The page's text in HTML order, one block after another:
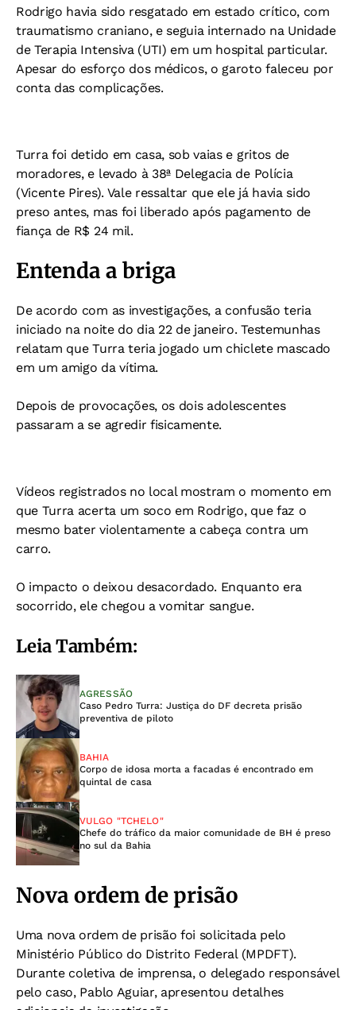
Rodrigo havia sido resgatado em estado crítico, com
traumatismo craniano, e seguia internado na Unidade
de Terapia Intensiva (UTI) em um hospital particular.
Apesar do esforço dos médicos, o garoto faleceu por
conta das complicações.
Turra foi detido em casa, sob vaias e gritos de
moradores, e levado à 38ª Delegacia de Polícia
(Vicente Pires). Vale ressaltar que ele já havia sido
preso antes, mas foi liberado após pagamento de
fiança de R$ 24 mil.
Entenda a briga
De acordo com as investigações, a confusão teria
iniciado na noite do dia 22 de janeiro. Testemunhas
relatam que Turra teria jogado um chiclete mascado
em um amigo da vítima.
Depois de provocações, os dois adolescentes
passaram a se agredir fisicamente.
Vídeos registrados no local mostram o momento em
que Turra acerta um soco em Rodrigo, que faz o
mesmo bater violentamente a cabeça contra um
carro.
O impacto o deixou desacordado. Enquanto era
socorrido, ele chegou a vomitar sangue.
Leia Também:
AGRESSÃO
Caso Pedro Turra: Justiça do DF decreta prisão
preventiva de piloto
BAHIA
Corpo de idosa morta a facadas é encontrado em
quintal de casa
VULGO "TCHELO"
Chefe do tráfico da maior comunidade de BH é preso
no sul da Bahia
Nova ordem de prisão
Uma nova ordem de prisão foi solicitada pelo
Ministério Público do Distrito Federal (MPDFT).
Durante coletiva de imprensa, o delegado responsável
pelo caso, Pablo Aguiar, apresentou detalhes